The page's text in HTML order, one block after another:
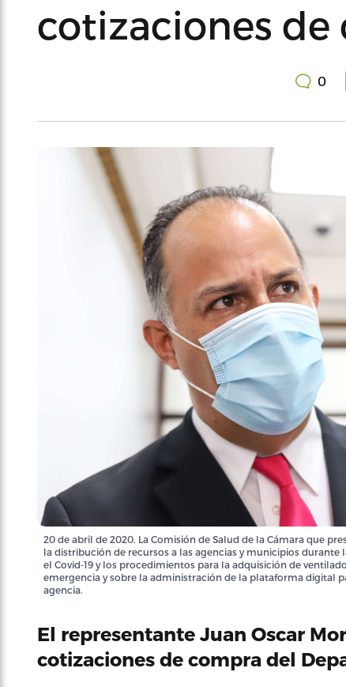
cotizaciones de
0
20 de abril de 2020. La Comisión de Salud de la Cámara que
la distribución de recursos a las agencias y municipios
el Covid-19 y los procedimientos para la adquisición de
emergencia y sobre la administración de la plataforma digital
agencia.
El representante Juan Oscar
cotizaciones de compra del